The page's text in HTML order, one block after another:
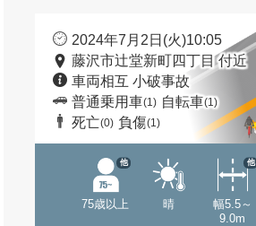
2024年7月2日(火)10:05
藤沢市辻堂新町四丁目 付近
車両相互 小破事故
普通乗用車(1) 自転車(1)
死亡(0) 負傷(1)
75歳以上
他
晴
幅5.5～
9.0m
他